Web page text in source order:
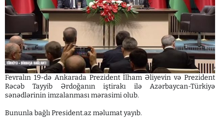
Fevralın 19-də Ankarada Prezident İlham Əliyevin və Prezident
Rəcəb Tayyib Ərdoğanın iştirakı ilə Azərbaycan-Türkiyə
sənədlərinin imzalanması mərasimi olub.
Bununla bağlı President.az məlumat yayıb.